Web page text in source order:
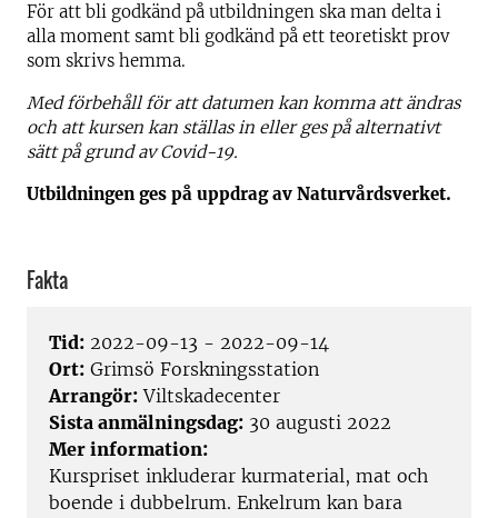
För att bli godkänd på utbildningen ska man delta i
alla moment samt bli godkänd på ett teoretiskt prov
som skrivs hemma.
Med förbehåll för att datumen kan komma att ändras
och att kursen kan ställas in eller ges på alternativt
sätt på grund av Covid-19.
Utbildningen ges på uppdrag av Naturvårdsverket.
Fakta
Tid: 2022-09-13 - 2022-09-14
Ort: Grimsö Forskningsstation
Arrangör: Viltskadecenter
Sista anmälningsdag: 30 augusti 2022
Mer information:
Kurspriset inkluderar kurmaterial, mat och
boende i dubbelrum. Enkelrum kan bara